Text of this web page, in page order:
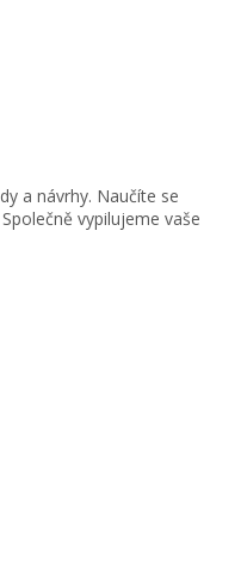
a návrhy. Naučíte se
vypilujeme vaše